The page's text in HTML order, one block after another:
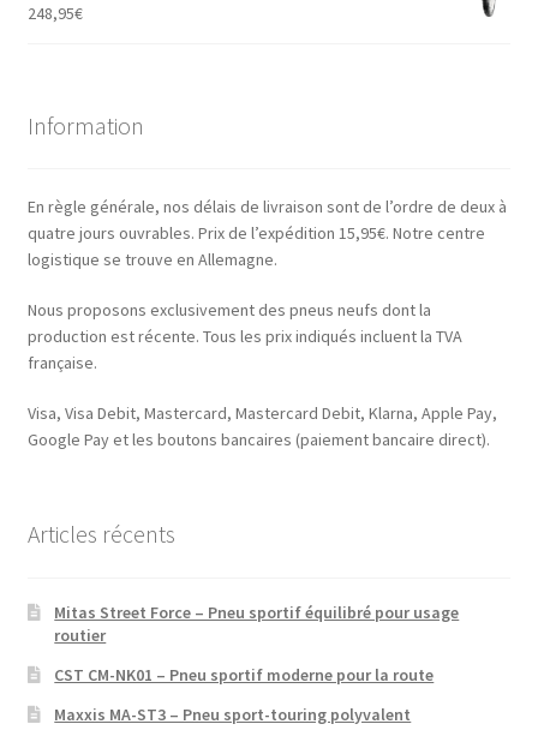
248,95€
Information
En règle générale, nos délais de livraison sont de l’ordre de deux à
quatre jours ouvrables. Prix de l’expédition 15,95€. Notre centre
logistique se trouve en Allemagne.
Nous proposons exclusivement des pneus neufs dont la
production est récente. Tous les prix indiqués incluent la TVA
française.
Visa, Visa Debit, Mastercard, Mastercard Debit, Klarna, Apple Pay,
Google Pay et les boutons bancaires (paiement bancaire direct).
Articles récents
Mitas Street Force – Pneu sportif équilibré pour usage
routier
CST CM-NK01 – Pneu sportif moderne pour la route
Maxxis MA-ST3 – Pneu sport-touring polyvalent